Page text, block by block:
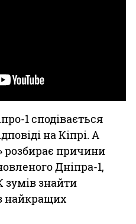
1 сподівається
на Кіпрі. А
розбирає причини
Дніпра-1,
знайти
з найкращих